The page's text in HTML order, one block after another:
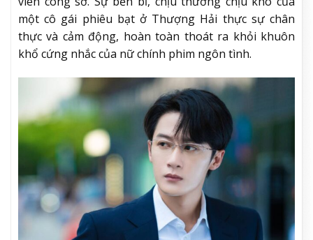
một cô gái phiêu bạt ở Thượng Hải thực sự chân
thực và cảm động, hoàn toàn thoát ra khỏi khuôn
khổ cứng nhắc của nữ chính phim ngôn tình.